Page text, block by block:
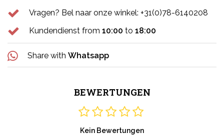
Vragen? Bel naar onze winkel: +31(0)78-6140208
Kundendienst from 10:00 to 18:00
Share with Whatsapp
BEWERTUNGEN
Kein Bewertungen